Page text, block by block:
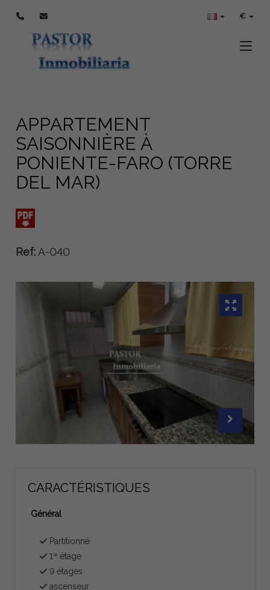
€
APPARTEMENT
SAISONNIÈRE À
PONIENTE-FARO (TORRE
DEL MAR)
Ref: A-040
CARACTÉRISTIQUES
Général
Partitionné
1ª étage
9 étages
ascenseur